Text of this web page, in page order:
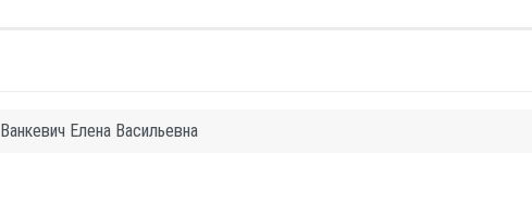
Ванкевич Елена Васильевна